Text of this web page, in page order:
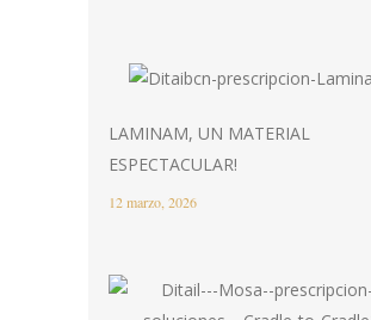
LAMINAM, UN MATERIAL
ESPECTACULAR!
12 marzo, 2026